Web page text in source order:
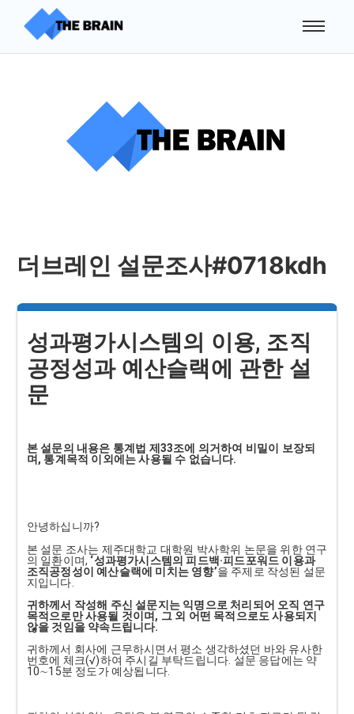
더브레인 설문조사#0718kdh
성과평가시스템의 이용, 조직
공정성과 예산슬랙에 관한 설
문
본 설문의 내용은 통계법 제33조에 의거하여 비밀이 보장되
며, 통계목적 이외에는 사용될 수 없습니다.
안녕하십니까?
본 설문 조사는 제주대학교 대학원 박사학위 논문을 위한 연구
의 일환이며, ‘성과평가시스템의 피드백·피드포워드 이용과
조직공정성이 예산슬랙에 미치는 영향’을 주제로 작성된 설문
지입니다.
귀하께서 작성해 주신 설문지는 익명으로 처리되어 오직 연구
목적으로만 사용될 것이며, 그 외 어떤 목적으로도 사용되지
않을 것임을 약속드립니다.
귀하께서 회사에 근무하시면서 평소 생각하셨던 바와 유사한
번호에 체크(√)하여 주시길 부탁드립니다. 설문 응답에는 약
10∼15분 정도가 예상됩니다.